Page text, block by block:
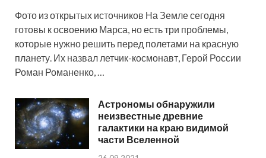
Фото из открытых источников На Земле сегодня
готовы к освоению Марса, но есть три проблемы,
которые нужно решить перед полетами на красную
планету. Их назвал летчик-космонавт, Герой России
Роман Романенко, …
Астрономы обнаружили
неизвестные древние
галактики на краю видимой
части Вселенной